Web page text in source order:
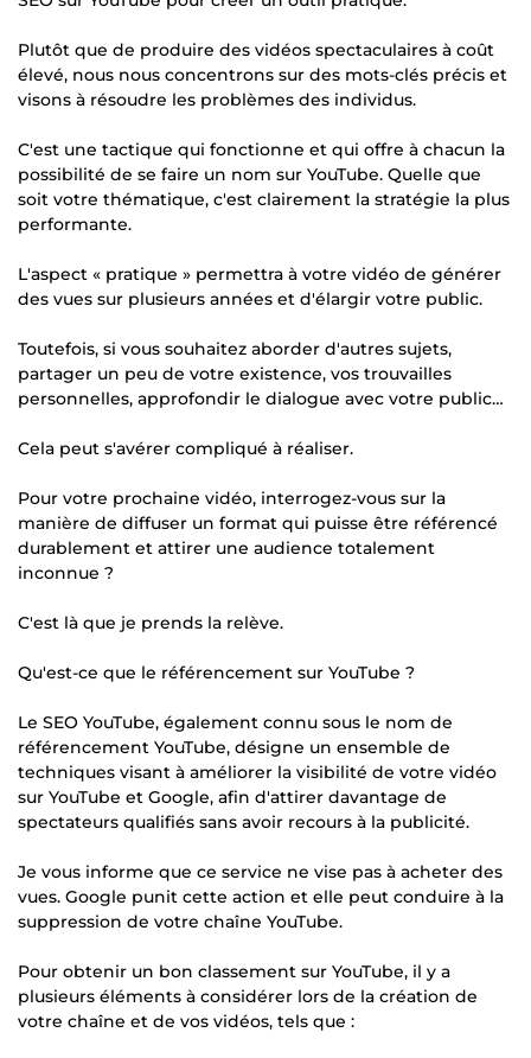
Plutôt que de produire des vidéos spectaculaires à coût
élevé, nous nous concentrons sur des mots-clés précis et
visons à résoudre les problèmes des individus.
C'est une tactique qui fonctionne et qui offre à chacun la
possibilité de se faire un nom sur YouTube. Quelle que
soit votre thématique, c'est clairement la stratégie la plus
performante.
L'aspect « pratique » permettra à votre vidéo de générer
des vues sur plusieurs années et d'élargir votre public.
Toutefois, si vous souhaitez aborder d'autres sujets,
partager un peu de votre existence, vos trouvailles
personnelles, approfondir le dialogue avec votre public…
Cela peut s'avérer compliqué à réaliser.
Pour votre prochaine vidéo, interrogez-vous sur la
manière de diffuser un format qui puisse être référencé
durablement et attirer une audience totalement
inconnue ?
C'est là que je prends la relève.
Qu'est-ce que le référencement sur YouTube ?
Le SEO YouTube, également connu sous le nom de
référencement YouTube, désigne un ensemble de
techniques visant à améliorer la visibilité de votre vidéo
sur YouTube et Google, afin d'attirer davantage de
spectateurs qualifiés sans avoir recours à la publicité.
Je vous informe que ce service ne vise pas à acheter des
vues. Google punit cette action et elle peut conduire à la
suppression de votre chaîne YouTube.
Pour obtenir un bon classement sur YouTube, il y a
plusieurs éléments à considérer lors de la création de
votre chaîne et de vos vidéos, tels que :